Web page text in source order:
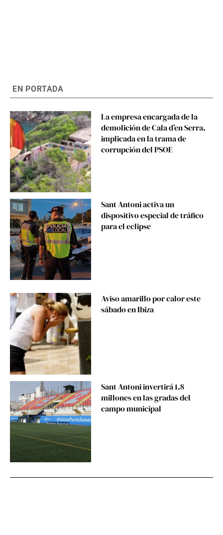
EN PORTADA
La empresa encargada de la
demolición de Cala d’en Serra,
implicada en la trama de
corrupción del PSOE
Sant Antoni activa un
dispositivo especial de tráfico
para el eclipse
Aviso amarillo por calor este
sábado en Ibiza
Sant Antoni invertirá 1,8
millones en las gradas del
campo municipal